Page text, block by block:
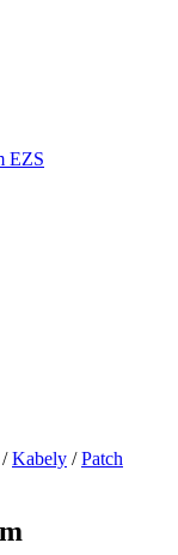
EZS
/ Kabely / Patch